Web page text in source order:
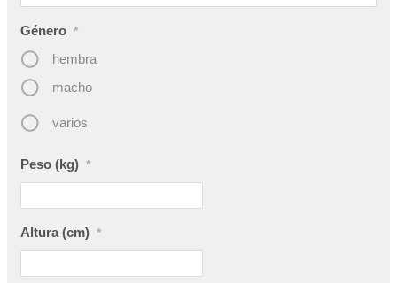
Género *
hembra
macho
varios
Peso (kg) *
Altura (cm) *